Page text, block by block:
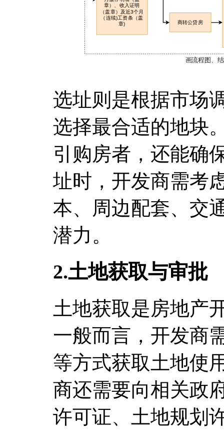
选址则是根据市场
选择最合适的地块
引购房者，还能确
址时，开发商需考
本、周边配套、交
潜力。
2.土地获取与审批
土地获取是房地产
一般而言，开发商
等方式获取土地使
商还需要向相关政
许可证、土地规划